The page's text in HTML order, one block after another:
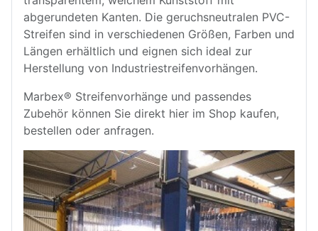
abgerundeten Kanten. Die geruchsneutralen PVC-
Streifen sind in verschiedenen Größen, Farben und
Längen erhältlich und eignen sich ideal zur
Herstellung von Industriestreifenvorhängen.
Marbex® Streifenvorhänge und passendes
Zubehör können Sie direkt hier im Shop kaufen,
bestellen oder anfragen.